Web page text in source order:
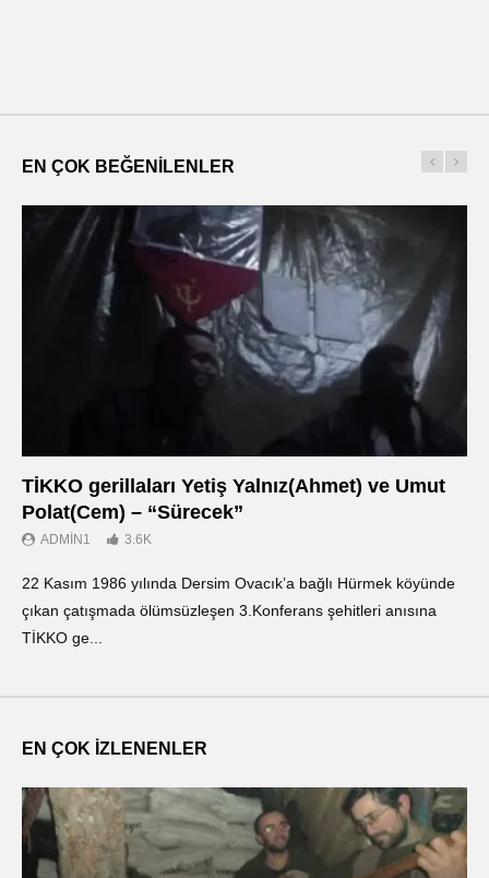
EN ÇOK BEĞENILENLER
TİKKO gerillaları Yetiş Yalnız(Ahmet) ve Umut
Polat(Cem) – “Sürecek”
ADMIN1 3.6K
22 Kasım 1986 yılında Dersim Ovacık’a bağlı Hürmek köyünde
çıkan çatışmada ölümsüzleşen 3.Konferans şehitleri anısına
TİKKO ge...
EN ÇOK İZLENENLER